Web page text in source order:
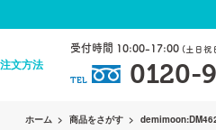
文方法
受付時間 10:00-17:00 (土日祝
TEL 0120-
ホーム 商品をさがす